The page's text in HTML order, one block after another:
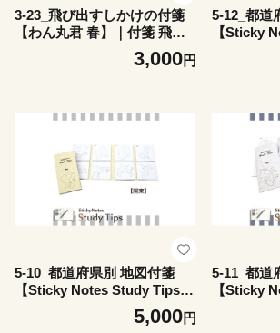
3-23_飛び出すしかけの付箋
【わん丸君 春】｜付箋 飛び
出す ポップアップ 付せん 2
個 セット 文具 メモ プレゼン
も 孫 大人 犬山城 観光 ゆる
3,000円
5-12_都道
【Sticky
(スタディ
箋 九州
メモ帳 ギ
受験 予習
5-10_都道府県別 地図付箋
【Sticky Notes Study Tips】
(スタディチップス) 関東｜付
箋 関東 日本地図 学習 付せん
5,000円
5-11_都道
【Sticky
(スタディ
箋 近畿